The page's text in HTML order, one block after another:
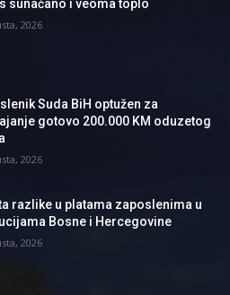
sunačano i veoma toplo
2026
Suda BiH optužen za
gotovo 200.000 KM oduzetog
2026
razlike u platama zaposlenima u
Bosne i Hercegovine
2026